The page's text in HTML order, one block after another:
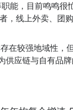
能，目前鸣鸣很
，线上外卖、团
在较强地域性，
应链与自有品牌